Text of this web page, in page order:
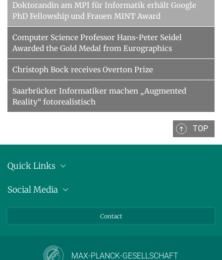
Doktorandin am MPI für Informatik erhält Google
PhD Fellowship und Frauen MINT Award
Computer Science Professor Hans-Peter Seidel
Awarded the Gold Medal from Eurographics
Christoph Bock receives Overton Prize
Saarbrücker Informatiker machen „Augmented
Reality“ fotorealistisch
TOP
Quick Links
Press releases
Social Media
Contact
MAX-PLANCK-GESELLSCHAFT